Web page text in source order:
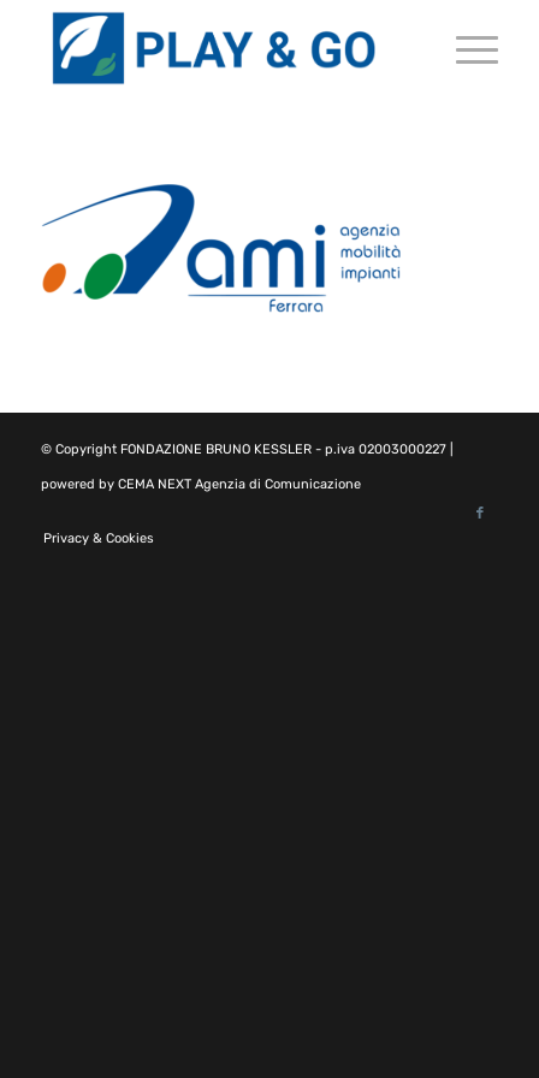
© Copyright FONDAZIONE BRUNO KESSLER- p.iva 02003000227 |
powered by CEMA NEXT Agenzia di Comunicazione
Privacy & Cookies